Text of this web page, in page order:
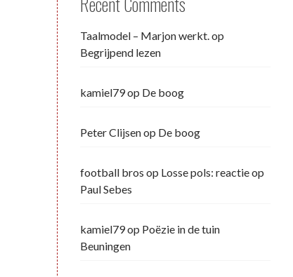
Taalmodel – Marjon werkt.op
Begrijpend lezen
kamiel79op De boog
Peter Clijsenop De boog
football bros op Losse pols: reactie op
Paul Sebes
kamiel79op Poëzie in de tuin
Beuningen